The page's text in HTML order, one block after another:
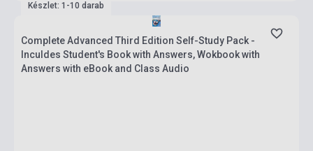
Készlet: 1-10 darab
Complete Advanced Third Edition Self-Study Pack -
Inculdes Student's Book with Answers, Wokbook with
Answers with eBook and Class Audio